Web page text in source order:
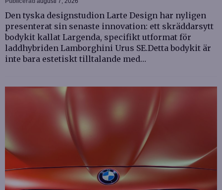
Den tyska designstudion Larte Design har nyligen
presenterat sin senaste innovation: ett skräddarsytt
bodykit kallat Largenda, specifikt utformat för
laddhybriden Lamborghini Urus SE.Detta bodykit är
inte bara estetiskt tilltalande med…